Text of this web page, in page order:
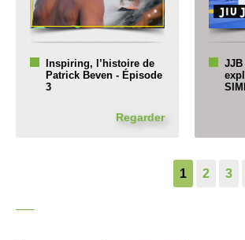
Inspiring, l’histoire de
Patrick Beven - Épisode
3
Regarder
JJB
1 2 3